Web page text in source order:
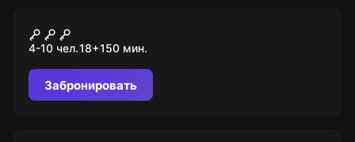
Мозгоквиз
4-10 чел.18+150 мин.
Забронировать